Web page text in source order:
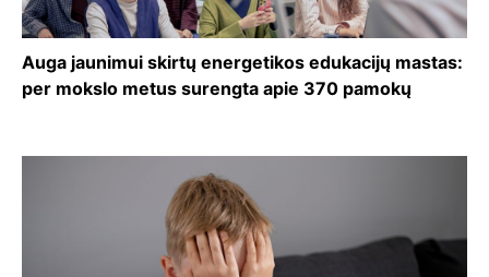
Auga jaunimui skirtų energetikos edukacijų mastas:
per mokslo metus surengta apie 370 pamokų